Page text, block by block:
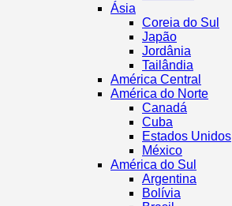
Ásia
Coreia do Sul
Japão
Jordânia
Tailândia
América Central
América do Norte
Canadá
Cuba
Estados Unidos
México
América do Sul
Argentina
Bolívia